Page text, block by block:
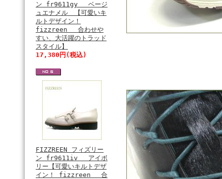
ン fr9611gy ベージ
ュエナメル 【可愛いキ
ルトデザイン！
fizzreen 合わせや
すい、大活躍のトラッド
スタイル】
17,380円(税込)
FIZZREEN フィズリー
ン fr9611iv アイボ
リー【可愛いキルトデザ
イン！ fizzreen 合